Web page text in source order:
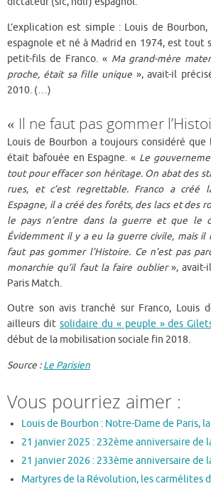
L’explication est simple : Louis de
espagnole et né à Madrid en 1974, est tout
petit-fils de Franco. « Ma grand-mère
proche, était sa fille unique », avait-il
2010. (…)
« Il ne faut pas gommer
Louis de Bourbon a toujours considéré
était bafouée en Espagne. « Le
tout pour effacer son héritage. On abat des
rues, et c’est regrettable. Franco a créé
Espagne, il a créé des forêts, des lacs et des
le pays n’entre dans la guerre et que le
Évidemment il y a eu la guerre civile, mais il
faut pas gommer l’Histoire. Ce n’est pas
monarchie qu’il faut la faire oublier», avait-
Paris Match.
Outre son avis tranché sur Franco, Louis
ailleurs dit solidaire du « peuple » des
début de la mobilisation sociale fin 2018.
Source :Le Parisien
Vous pourriez aimer :
Louis de Bourbon : Notre-Dame de Paris,
21 janvier 2025 : 232ème anniversaire de
21 janvier 2026 : 233ème anniversaire de
Martyres de la Révolution, les carmélites